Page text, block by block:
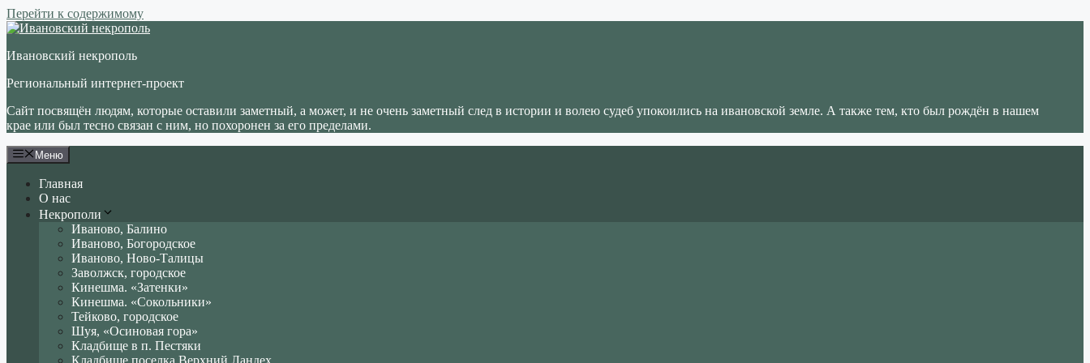
Перейти к содержимому
Ивановский некрополь
Региональный интернет-проект
Сайт посвящён людям, которые оставили заметный, а может, и не очень заметный след в истории и волею судеб упокоились на ивановской земле. А также тем, кто был рождён в нашем
крае или был тесно связан с ним, но похоронен за его пределами.
Меню
Главная
О нас
Некрополи
Иваново, Балино
Иваново, Богородское
Иваново, Ново-Талицы
Заволжск, городское
Кинешма. «Затенки»
Кинешма. «Сокольники»
Тейково, городское
Шуя, «Осиновая гора»
Кладбище в п. Пестяки